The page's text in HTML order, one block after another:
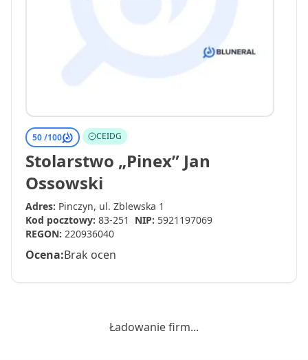
50 /100 CEIDG
Stolarstwo „Pinex” Jan
Ossowski
Adres: Pinczyn, ul. Zblewska 1
Kod pocztowy: 83-251 NIP: 5921197069
REGON: 220936040
Ocena:Brak ocen
Ładowanie firm...